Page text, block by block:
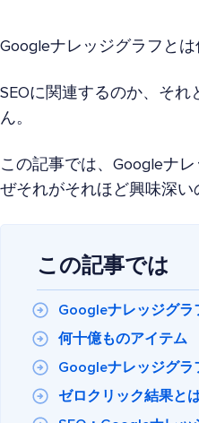
Googleナレッジグラフと
SEOに関連するのか、そ
ん。
この記事では、Googleナ
ぜそれがそれほど興味深い
この記事では
Googleナレッジグラ
何十億ものアイテム
Googleナレッジグラ
ゼロクリック結果と